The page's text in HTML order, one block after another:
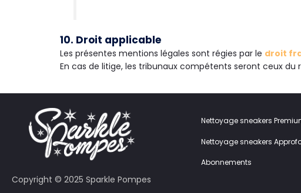
10. Droit applicable
Les présentes mentions légales sont régies par le droit
En cas de litige, les tribunaux compétents seront ceux du
Copyright © 2025 Sparkle Pompes
Nettoyage sneakers
Nettoyage sneakers
Abonnements